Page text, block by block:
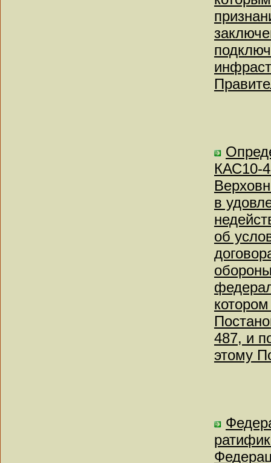
КАС10-
в
об
487, и
этому